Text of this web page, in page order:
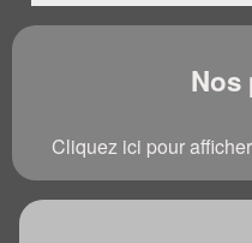
Nos
Cliquez ici pour